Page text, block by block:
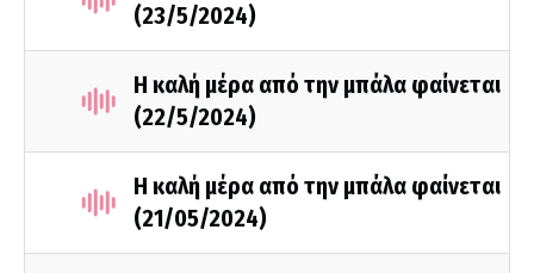
(23/5/2024)
Η καλή μέρα από την μπάλα φαίνεται
(22/5/2024)
Η καλή μέρα από την μπάλα φαίνεται
(21/05/2024)